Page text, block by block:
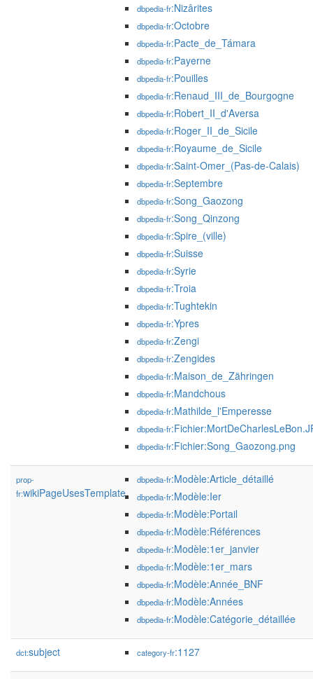
dbpedia-fr:Nizârites
dbpedia-fr:Octobre
dbpedia-fr:Pacte_de_Támara
dbpedia-fr:Payerne
dbpedia-fr:Pouilles
dbpedia-fr:Renaud_III_de_Bourgogne
dbpedia-fr:Robert_II_d'Aversa
dbpedia-fr:Roger_II_de_Sicile
dbpedia-fr:Royaume_de_Sicile
dbpedia-fr:Saint-Omer_(Pas-de-Calais)
dbpedia-fr:Septembre
dbpedia-fr:Song_Gaozong
dbpedia-fr:Song_Qinzong
dbpedia-fr:Spire_(ville)
dbpedia-fr:Suisse
dbpedia-fr:Syrie
dbpedia-fr:Troia
dbpedia-fr:Tughtekin
dbpedia-fr:Ypres
dbpedia-fr:Zengi
dbpedia-fr:Zengides
dbpedia-fr:Maison_de_Zähringen
dbpedia-fr:Mandchous
dbpedia-fr:Mathilde_l'Emperesse
dbpedia-fr
dbpedia-fr:Fichier:Song_Gaozong.png
prop-
fr:wikiPageUsesTemplate
dbpedia-fr:Modèle:Article_détaillé
dbpedia-fr:Modèle:Ier
dbpedia-fr:Modèle:Portail
dbpedia-fr:Modèle:Références
dbpedia-fr:Modèle:1er_janvier
dbpedia-fr:Modèle:1er_mars
dbpedia-fr:Modèle:Année_BNF
dbpedia-fr:Modèle:Années
dbpedia-fr:Modèle:Catégorie_détaillée
dct:subject category-fr:1127